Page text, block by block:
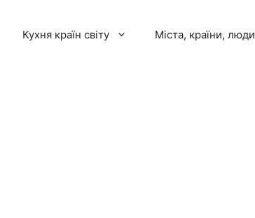
Кухня країн світу Міста, країни, люди